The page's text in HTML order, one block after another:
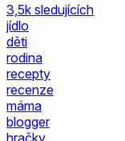
3,5k sledujících
jídlo
děti
rodina
recepty
recenze
máma
blogger
hračky